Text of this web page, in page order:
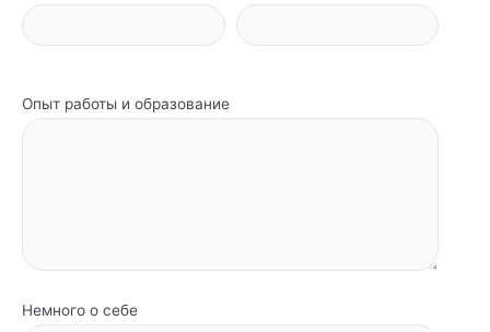
Опыт работы и образование
Немного о себе